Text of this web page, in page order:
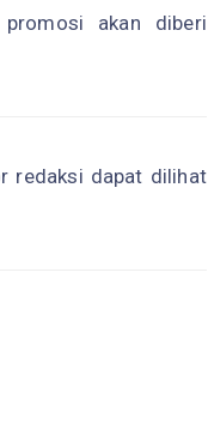
akan diberi
redaksi dapat dilihat